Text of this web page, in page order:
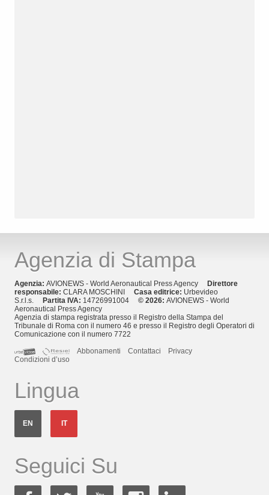
Agenzia di Stampa
Agenzia: AVIONEWS - World Aeronautical Press Agency
Direttore
responsabile: CLARA MOSCHINI Casa editrice: Urbevideo
S.r.l.s.
Partita IVA: 14726991004 © 2026: AVIONEWS - World
Aeronautical Press Agency
Agenzia di stampa registrata presso il Registro della Stampa del
Tribunale di Roma con il numero 46 e presso il Registro degli Operatori di
Comunicazione con il numero 7722
Abbonamenti
Contattaci
Privacy
Condizioni d’uso
Lingua
EN IT
Seguici Su